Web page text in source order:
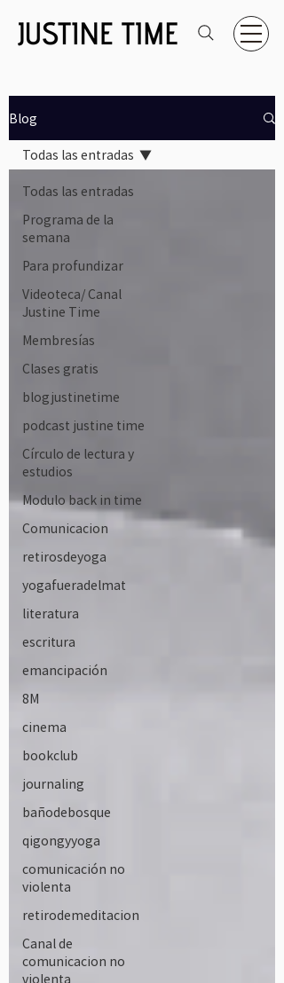
Blog
Todas las entradas
Programa de la
semana
Para profundizar
Videoteca/ Canal
Justine Time
Membresías
Clases gratis
blogjustinetime
podcast justine time
Círculo de lectura y
estudios
Modulo back in time
Comunicacion
retirosdeyoga
yogafueradelmat
literatura
escritura
emancipación
8M
cinema
bookclub
journaling
bañodebosque
qigongyyoga
comunicación no
violenta
retirodemeditacion
Canal de
comunicacion no
violenta
Todas las entradas